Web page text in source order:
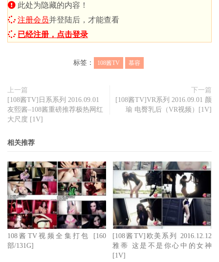
此处为隐藏的内容！
注册会员并登陆后，才能查看
已经注册，点击登录
标签： 108酱TV 慕容
上一篇
[108酱TV]日系系列 2016.09.01
友熙酱–108酱重磅推荐极热网红
大尺度 [1V]
下一篇
[108酱TV]VR系列 2016.09.01 颜
瑜 电臀乳后（VR视频）[1V]
相关推荐
108酱TV视频全集打包 [160
部/131G]
[108酱TV]欧美系列 2016.12.12
雅蒂 这是不是你心中的女神
[1V]